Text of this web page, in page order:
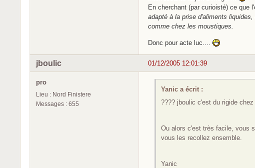
En cherchant (par curioisté) ce que
adapté à la prise d'aliments
comme chez les moustiques.
Donc pour acte luc....
01/12/2005 12:01:39
jboulic
pro
Lieu : Nord Finistere
Messages : 655
Yanic a écrit :
???? jboulic c'est du rigide
Ou alors c'est très facile, vous
vous les recollez ensemble.
Yanic